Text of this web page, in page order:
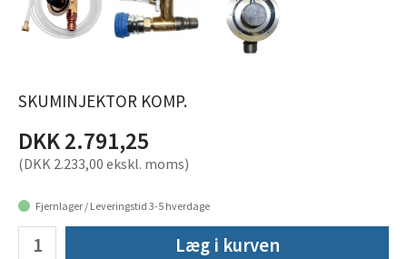
SKUMINJEKTOR KOMP.
DKK 2.791,25
(DKK 2.233,00 ekskl. moms)
Fjernlager / Leveringstid 3-5 hverdage
Læg i kurven